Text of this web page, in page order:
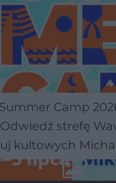
Summer Camp
strefę
kultowych